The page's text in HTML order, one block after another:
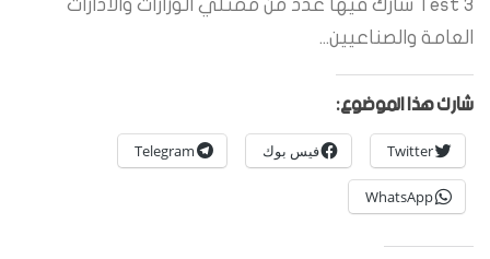
Test 3 شارك فيها عدد من ممثلي الوزارات والادارات
العامة والصناعيين...
شارك هذا الموضوع:
Twitter فيس بوك Telegram
WhatsApp